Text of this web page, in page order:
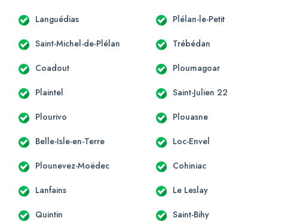
Languédias Plélan-le-Petit
Saint-Michel-de-Plélan Trébédan
Coadout Ploumagoar
Plaintel Saint-Julien 22
Plourivo Plouasne
Belle-Isle-en-Terre Loc-Envel
Plounevez-Moëdec Cohiniac
Lanfains Le Leslay
Quintin Saint-Bihy